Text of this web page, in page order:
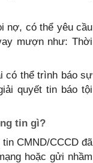
nợ, có thể yêu cầu
mượn như: Thời
có thể trình báo sự
quyết tin báo tội
tin gì?
CMND/CCCD đã
hoặc gửi nhầm